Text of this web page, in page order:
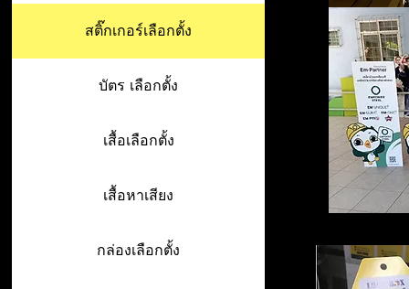
สติ๊กเกอร์เลือกตั้ง
บัตร เลือกตั้ง
เสื้อเลือกตั้ง
เสื้อหาเสียง
กล่องเลือกตั้ง